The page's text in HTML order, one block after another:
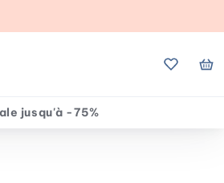
Mes
jusqu'à -75%